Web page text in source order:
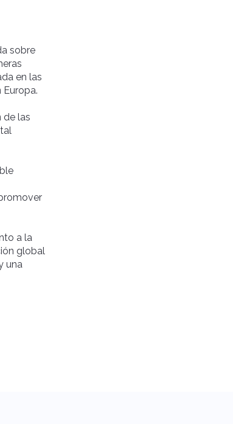
sobre
en las
de las
a la
global
una